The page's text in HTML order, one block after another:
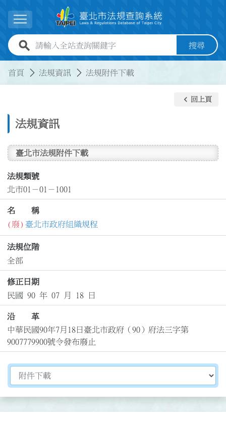
展開選單
全站查詢關鍵字欄位 搜尋
首頁 法規資訊 法規附件下載
法規資訊
keyboard_arrow_left 回上頁
臺北市法規附件下載
法規類號
北市01－01－1001
名 稱
(廢) 臺北市政府組織規程
法規位階
全部
修正日期
民國 90 年 07 月 18 日
沿 革
中華民國90年7月18日臺北市政府（90）府法三字第
9007779900號令發布廢止
切換選擇法規資訊內容